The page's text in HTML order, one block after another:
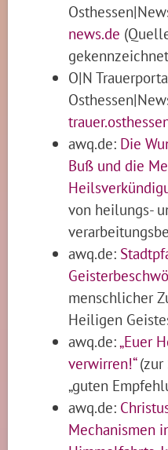
news.de
O|N
awq.de: Die
Buß und die
von heilungs-
awq.de:
menschlicher
Heiligen
awq.de:„Euer
verwirren!“(zur
„guten
awq.de:
Mechanismen